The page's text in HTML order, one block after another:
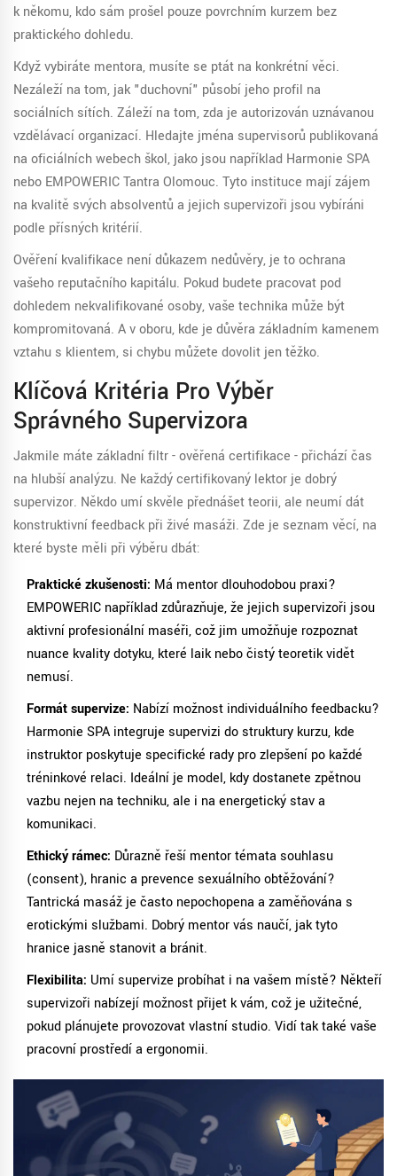
k někomu, kdo sám prošel pouze povrchním kurzem bez
praktického dohledu.
Když vybiráte mentora, musíte se ptát na konkrétní věci.
Nezáleží na tom, jak "duchovní" působí jeho profil na
sociálních sítích. Záleží na tom, zda je autorizován uznávanou
vzdělávací organizací. Hledajte jména supervisorů publikovaná
na oficiálních webech škol, jako jsou například Harmonie SPA
nebo EMPOWERIC Tantra Olomouc. Tyto instituce mají zájem
na kvalitě svých absolventů a jejich supervizoři jsou vybíráni
podle přísných kritérií.
Ověření kvalifikace není důkazem nedůvěry, je to ochrana
vašeho reputačního kapitálu. Pokud budete pracovat pod
dohledem nekvalifikované osoby, vaše technika může být
kompromitovaná. A v oboru, kde je důvěra základním kamenem
vztahu s klientem, si chybu můžete dovolit jen těžko.
Klíčová Kritéria Pro Výběr
Správného Supervizora
Jakmile máte základní filtr - ověřená certifikace - přichází čas
na hlubší analýzu. Ne každý certifikovaný lektor je dobrý
supervizor. Někdo umí skvěle přednášet teorii, ale neumí dát
konstruktivní feedback při živé masáži. Zde je seznam věcí, na
které byste měli při výběru dbát:
Praktické zkušenosti: Má mentor dlouhodobou praxi?
EMPOWERIC například zdůrazňuje, že jejich supervizoři jsou
aktivní profesionální maséři, což jim umožňuje rozpoznat
nuance kvality dotyku, které laik nebo čistý teoretik vidět
nemusí.
Formát supervize: Nabízí možnost individuálního feedbacku?
Harmonie SPA integruje supervizi do struktury kurzu, kde
instruktor poskytuje specifické rady pro zlepšení po každé
tréninkové relaci. Ideální je model, kdy dostanete zpětnou
vazbu nejen na techniku, ale i na energetický stav a
komunikaci.
Ethický rámec: Důrazně řeší mentor témata souhlasu
(consent), hranic a prevence sexuálního obtěžování?
Tantrická masáž je často nepochopena a zaměňována s
erotickými službami. Dobrý mentor vás naučí, jak tyto
hranice jasně stanovit a bránit.
Flexibilita: Umí supervize probíhat i na vašem místě? Někteří
supervizoři nabízejí možnost přijet k vám, což je užitečné,
pokud plánujete provozovat vlastní studio. Vidí tak také vaše
pracovní prostředí a ergonomii.